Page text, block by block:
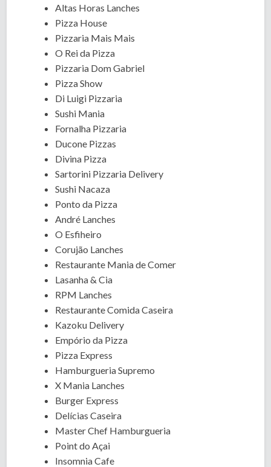
Altas Horas Lanches
Pizza House
Pizzaria Mais Mais
O Rei da Pizza
Pizzaria Dom Gabriel
Pizza Show
Di Luigi Pizzaria
Sushi Mania
Fornalha Pizzaria
Ducone Pizzas
Divina Pizza
Sartorini Pizzaria Delivery
Sushi Nacaza
Ponto da Pizza
André Lanches
O Esfiheiro
Corujão Lanches
Restaurante Mania de Comer
Lasanha & Cia
RPM Lanches
Restaurante Comida Caseira
Kazoku Delivery
Empório da Pizza
Pizza Express
Hamburgueria Supremo
X Mania Lanches
Burger Express
Delícias Caseira
Master Chef Hamburgueria
Point do Açai
Insomnia Cafe